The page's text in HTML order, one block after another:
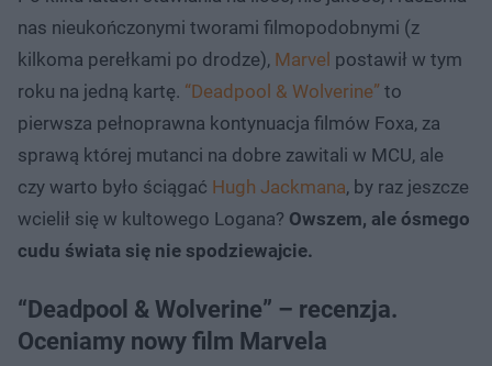
nas nieukończonymi tworami filmopodobnymi (z
kilkoma perełkami po drodze), Marvel postawił w tym
roku na jedną kartę. “Deadpool & Wolverine” to
pierwsza pełnoprawna kontynuacja filmów Foxa, za
sprawą której mutanci na dobre zawitali w MCU, ale
czy warto było ściągać Hugh Jackmana, by raz jeszcze
wcielił się w kultowego Logana? Owszem, ale ósmego
cudu świata się nie spodziewajcie.
“Deadpool & Wolverine” – recenzja.
Oceniamy nowy film Marvela